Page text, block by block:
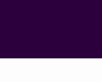
Сценарий, Конкурсы,